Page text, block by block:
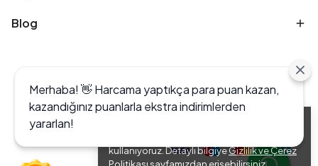
kullanıyoruz. Detaylı bilgiyeGizlilik ve Çerez
Blog
Merhaba! 👋 Harcama yaptıkça para puan kazan,
kazandığınız puanlarla ekstra indirimlerden
yararlan!